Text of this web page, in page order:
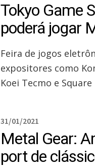
Tokyo Game
poderá jogar
Feira de jogos
expositores como
Koei Tecmo e Square
31/01/2021
Metal Gear:
port de